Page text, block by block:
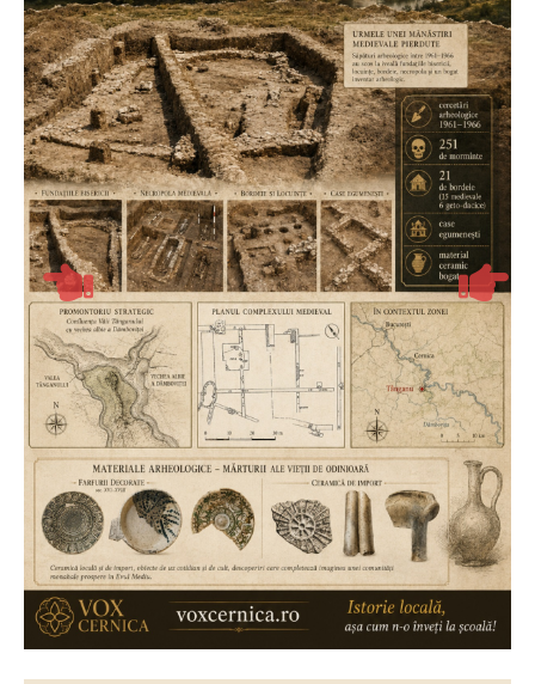
Opinii
National
TV-Foto-Video
Evenimente
Anunturi
Forum
Harta
Contact
Util